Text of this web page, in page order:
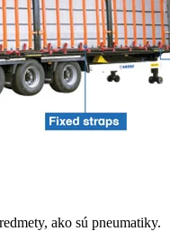
ako sú pneumatiky.